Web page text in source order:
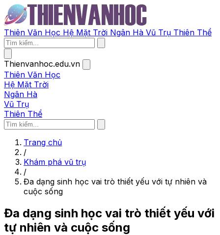
Thiên Văn Học Hệ Mặt Trời Ngân Hà Vũ Trụ Thiên Thể
Thienvanhoc.edu.vn
Thiên Văn Học
Hệ Mặt Trời
Ngân Hà
Vũ Trụ
Thiên Thể
Trang chủ
/
Khám phá vũ trụ
/
Đa dạng sinh học vai trò thiết yếu với tự nhiên và
cuộc sống
Đa dạng sinh học vai trò thiết yếu với
tự nhiên và cuộc sống